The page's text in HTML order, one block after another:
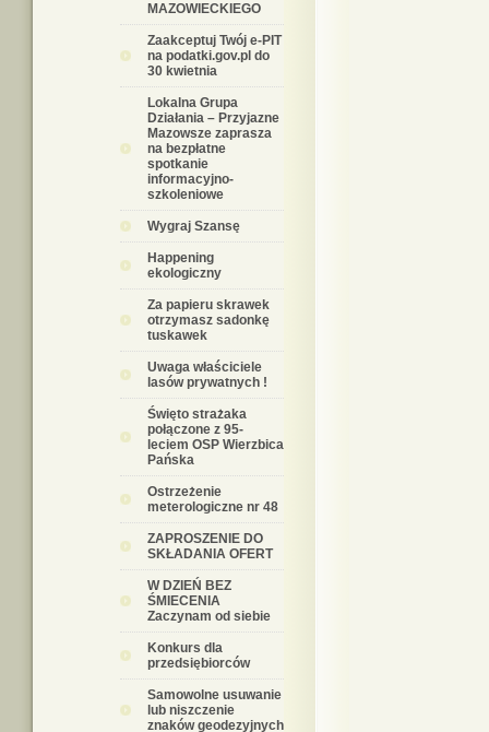
MAZOWIECKIEGO
Zaakceptuj Twój e-PIT
na podatki.gov.pl do
30 kwietnia
Lokalna Grupa
Działania – Przyjazne
Mazowsze zaprasza
na bezpłatne
spotkanie
informacyjno-
szkoleniowe
Wygraj Szansę
Happening
ekologiczny
Za papieru skrawek
otrzymasz sadonkę
tuskawek
Uwaga właściciele
lasów prywatnych !
Święto strażaka
połączone z 95-
leciem OSP Wierzbica
Pańska
Ostrzeżenie
meterologiczne nr 48
ZAPROSZENIE DO
SKŁADANIA OFERT
W DZIEŃ BEZ
ŚMIECENIA
Zaczynam od siebie
Konkurs dla
przedsiębiorców
Samowolne usuwanie
lub niszczenie
znaków geodezyjnych